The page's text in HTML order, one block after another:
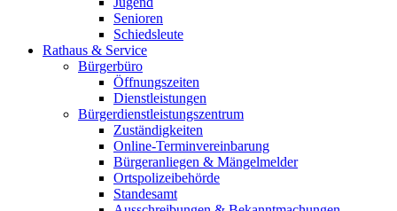
Senioren
Schiedsleute
Rathaus & Service
Bürgerbüro
Öffnungszeiten
Dienstleistungen
Bürgerdienstleistungszentrum
Zuständigkeiten
Online-Terminvereinbarung
Bürgeranliegen & Mängelmelder
Ortspolizeibehörde
Standesamt